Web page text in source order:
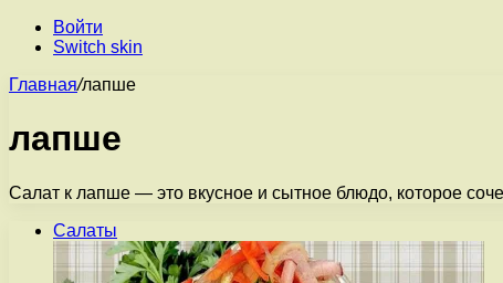
Войти
Switch skin
Главная/лапше
лапше
Салат к лапше — это вкусное и сытное блюдо, которое
Салаты